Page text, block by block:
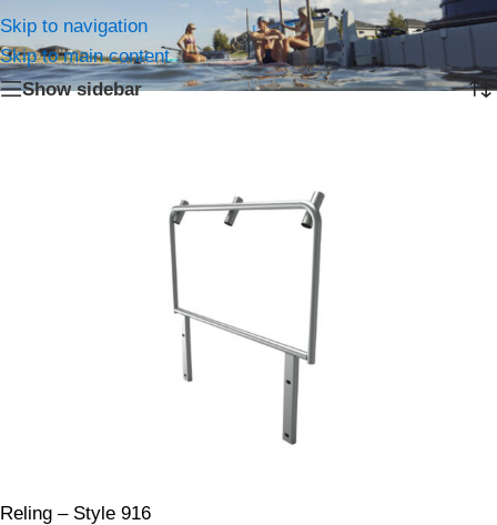
Skip to navigation
Skip to main content
Home Accessoires
Pagina 4
Resultaat 28–34 van de 34 resultaten wordt getoond
Show sidebar
Reling – Style 916